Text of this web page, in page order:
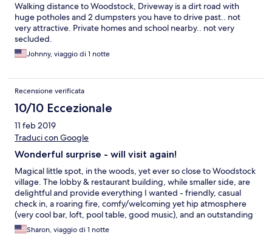
Walking distance to Woodstock, Driveway is a dirt road with
huge potholes and 2 dumpsters you have to drive past.. not
very attractive. Private homes and school nearby.. not very
secluded.
Johnny, viaggio di 1 notte
Recensione verificata
10/10 Eccezionale
11 feb 2019
Traduci con Google
Wonderful surprise - will visit again!
Magical little spot, in the woods, yet ever so close to Woodstock
village. The lobby & restaurant building, while smaller side, are
delightful and provide everything I wanted - friendly, casual
check in, a roaring fire, comfy/welcoming yet hip atmosphere
(very cool bar, loft, pool table, good music), and an outstanding
restaurant. You feel as though you've arrived at a friend's ultra
cool upstate cabin, with just the right amount of 60's peace
Sharon, viaggio di 1 notte